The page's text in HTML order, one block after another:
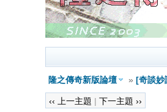
隆之傳奇新版論壇 » [奇談妙
‹‹ 上一主題 | 下一主題 ››